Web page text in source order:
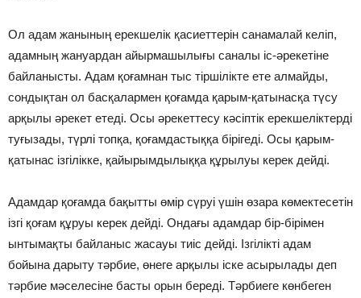
Ол адам жанының ерекшелiк қасиеттерiн санамалай келiп,
адамның жануардан айырмашылығы саналы iс-әрекетiне
байланысты. Адам қоғамнан тыс тiршiлiкте ете алмайды,
сондықтан ол басқалармен қоғамда қарым-қатынасқа түсу
арқылы әрекет етедi. Осы әрекеттесу кәсiптiк ерекшелiктердi
туғызады, түрлi топқа, қоғамдастыққа бiрiгедi. Осы қарым-
қатынас iзгiлiкке, қайырымдылыққа құрылуы керек дейдi.
Адамдар қоғамда бақытты өмiр сүруi үшiн өзара көмектесетiн
iзгi қоғам құруы керек дейдi. Ондағы адамдар бiр-бiрiмен
ынтымақты байланыс жасауы тиiс дейдi. Iзгiлiктi адам
бойына дарыту тәрбие, өнеге арқылы iске асырылады деп
тәрбие мәселесiне басты орын бередi. Тәрбиеге көнбеген